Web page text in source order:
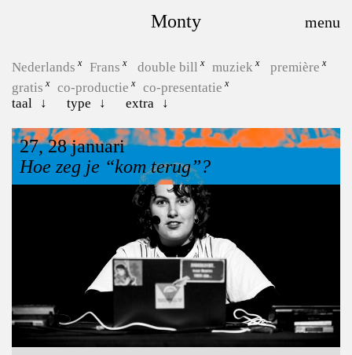
Monty
Nederlands Frans double bill muziek
première
gratis
co-productie
co-presentatie
taal
type extra
27, 28 januari
Hoe zeg je “kom terug”?